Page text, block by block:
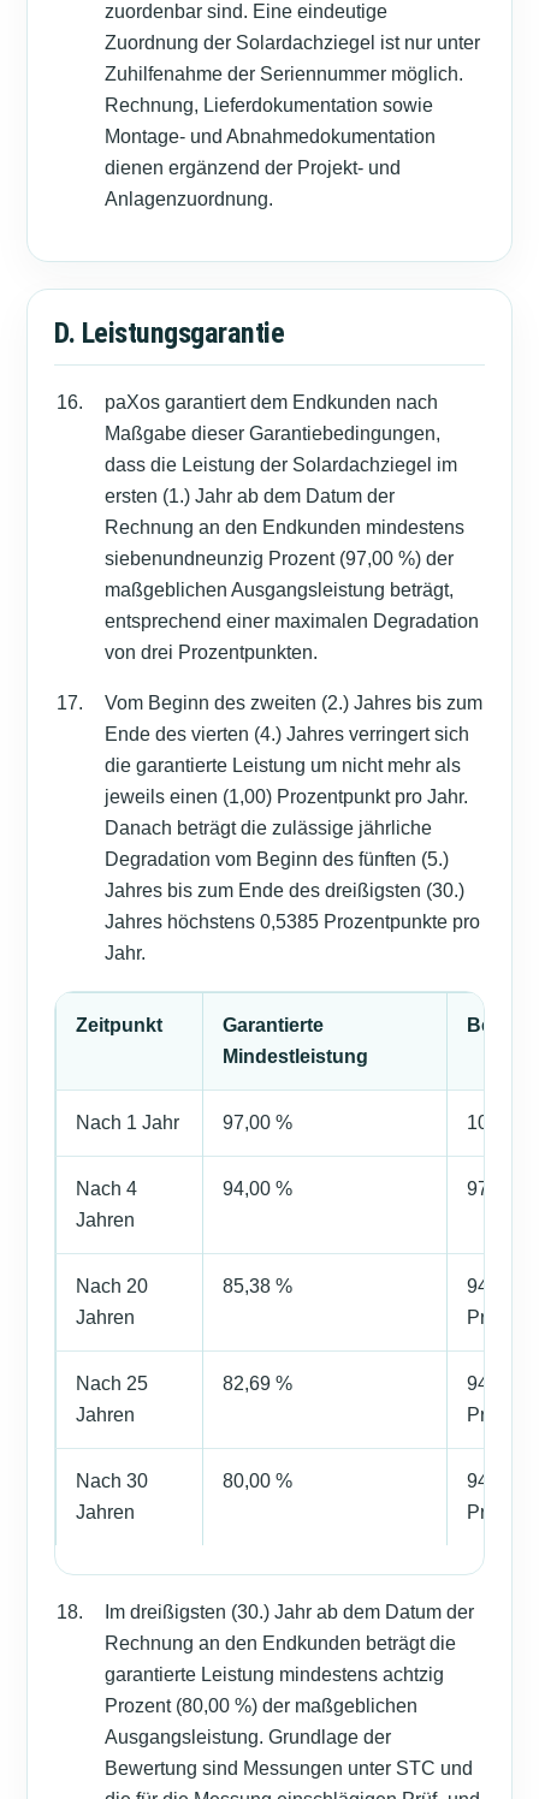
zuordenbar sind. Eine eindeutige
Zuordnung der Solardachziegel ist nur unter
Zuhilfenahme der Seriennummer möglich.
Rechnung, Lieferdokumentation sowie
Montage- und Abnahmedokumentation
dienen ergänzend der Projekt- und
Anlagenzuordnung.
D. Leistungsgarantie
paXos garantiert dem Endkunden nach
Maßgabe dieser Garantiebedingungen,
dass die Leistung der Solardachziegel im
ersten (1.) Jahr ab dem Datum der
Rechnung an den Endkunden mindestens
siebenundneunzig Prozent (97,00 %) der
maßgeblichen Ausgangsleistung beträgt,
entsprechend einer maximalen Degradation
von drei Prozentpunkten.
Vom Beginn des zweiten (2.) Jahres bis zum
Ende des vierten (4.) Jahres verringert sich
die garantierte Leistung um nicht mehr als
jeweils einen (1,00) Prozentpunkt pro Jahr.
Danach beträgt die zulässige jährliche
Degradation vom Beginn des fünften (5.)
Jahres bis zum Ende des dreißigsten (30.)
Jahres höchstens 0,5385 Prozentpunkte pro
Jahr.
Zeitpunkt
Garantierte
Mindestleistung
Nach 1 Jahr 97,00 % 100 %
Nach 4
Jahren
94,00 % 97 % −
Nach 20
Jahren
85,38 %
94 % −
Nach 25
Jahren
82,69 %
94 % −
Nach 30
Jahren
80,00 %
94 % −
Im dreißigsten (30.) Jahr ab dem Datum der
Rechnung an den Endkunden beträgt die
garantierte Leistung mindestens achtzig
Prozent (80,00 %) der maßgeblichen
Ausgangsleistung. Grundlage der
Bewertung sind Messungen unter STC und